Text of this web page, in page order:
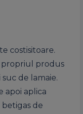
costisitoare.
propriul produs
de lamaie.
apoi aplica
de